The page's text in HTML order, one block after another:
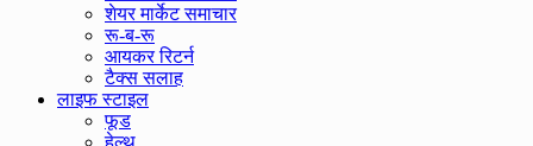
शेयर मार्केट समाचार
रू-ब-रू
आयकर रिटर्न
टैक्स सलाह
लाइफ स्टाइल
फूड
हेल्थ